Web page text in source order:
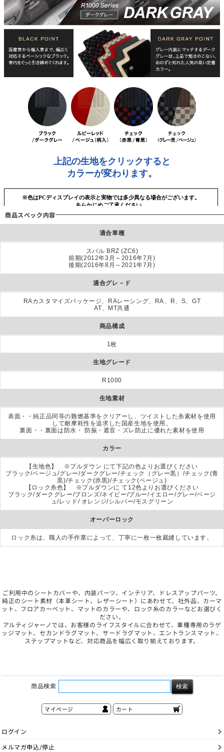
商品スぺック内容
適合車種
スバル BRZ (ZC6)
前期(2012年3月～2016年7月)
後期(2016年8月～2021年7月)
適合グレ－ド
RAカスタマイズパッケージ、RAレーシング、RA、R、S、GT
AT、MT共通
商品構成
1枚
生地グレード
R1000
生地素材
表面・・純正品同等の難燃基準をクリアーし、ツイストした糸素材を使用
して耐摩耗性を追求した国産生地を使用。
裏面・・裏面は防水・ 防振・遮音・ズレ防止に優れた素材を使用
カラー
【生地色】 ※プルダウン にて下記の色よりお選びください
ブラック/ベージュ/グレー/ダークグレー/チェック（グレー黒）/チェック(青
黒)/チェック(赤黒)/チェック(ベージュ)
【ロック糸色】 ※プルダウンに て12色よりお選びください
ブラック/ダークグレー/ブロンズ/ネイビー/ブルー/イエロー/グレー/ベージ
ュ/レッド/ オレンジ/シルバー/モスグリーン
オーバーロック
ロック糸は、職人の手作業によって、丁寧に一枚一枚裁縫しています。
ご利用中のシートカバーや、内装パーツ、インテリア、ドレスアップパーツ、
純正のシート素材（本革シート、レザーシート）にあわせて、社外品、カーマ
ット、フロアカーペット、マットのカラーや、ロック糸のカラーなどお選びく
ださい。
アルティジャーノでは、お客様のライフスタイルに合わせて、車種専用のラゲ
ッジマット、セカンドラグマット、サードラグマット、エントランスマット、
ステップマットなど、対応商品を幅広く取り揃えております。
商品検索
マイページ カート
ログイン
メルマガ申込/停止